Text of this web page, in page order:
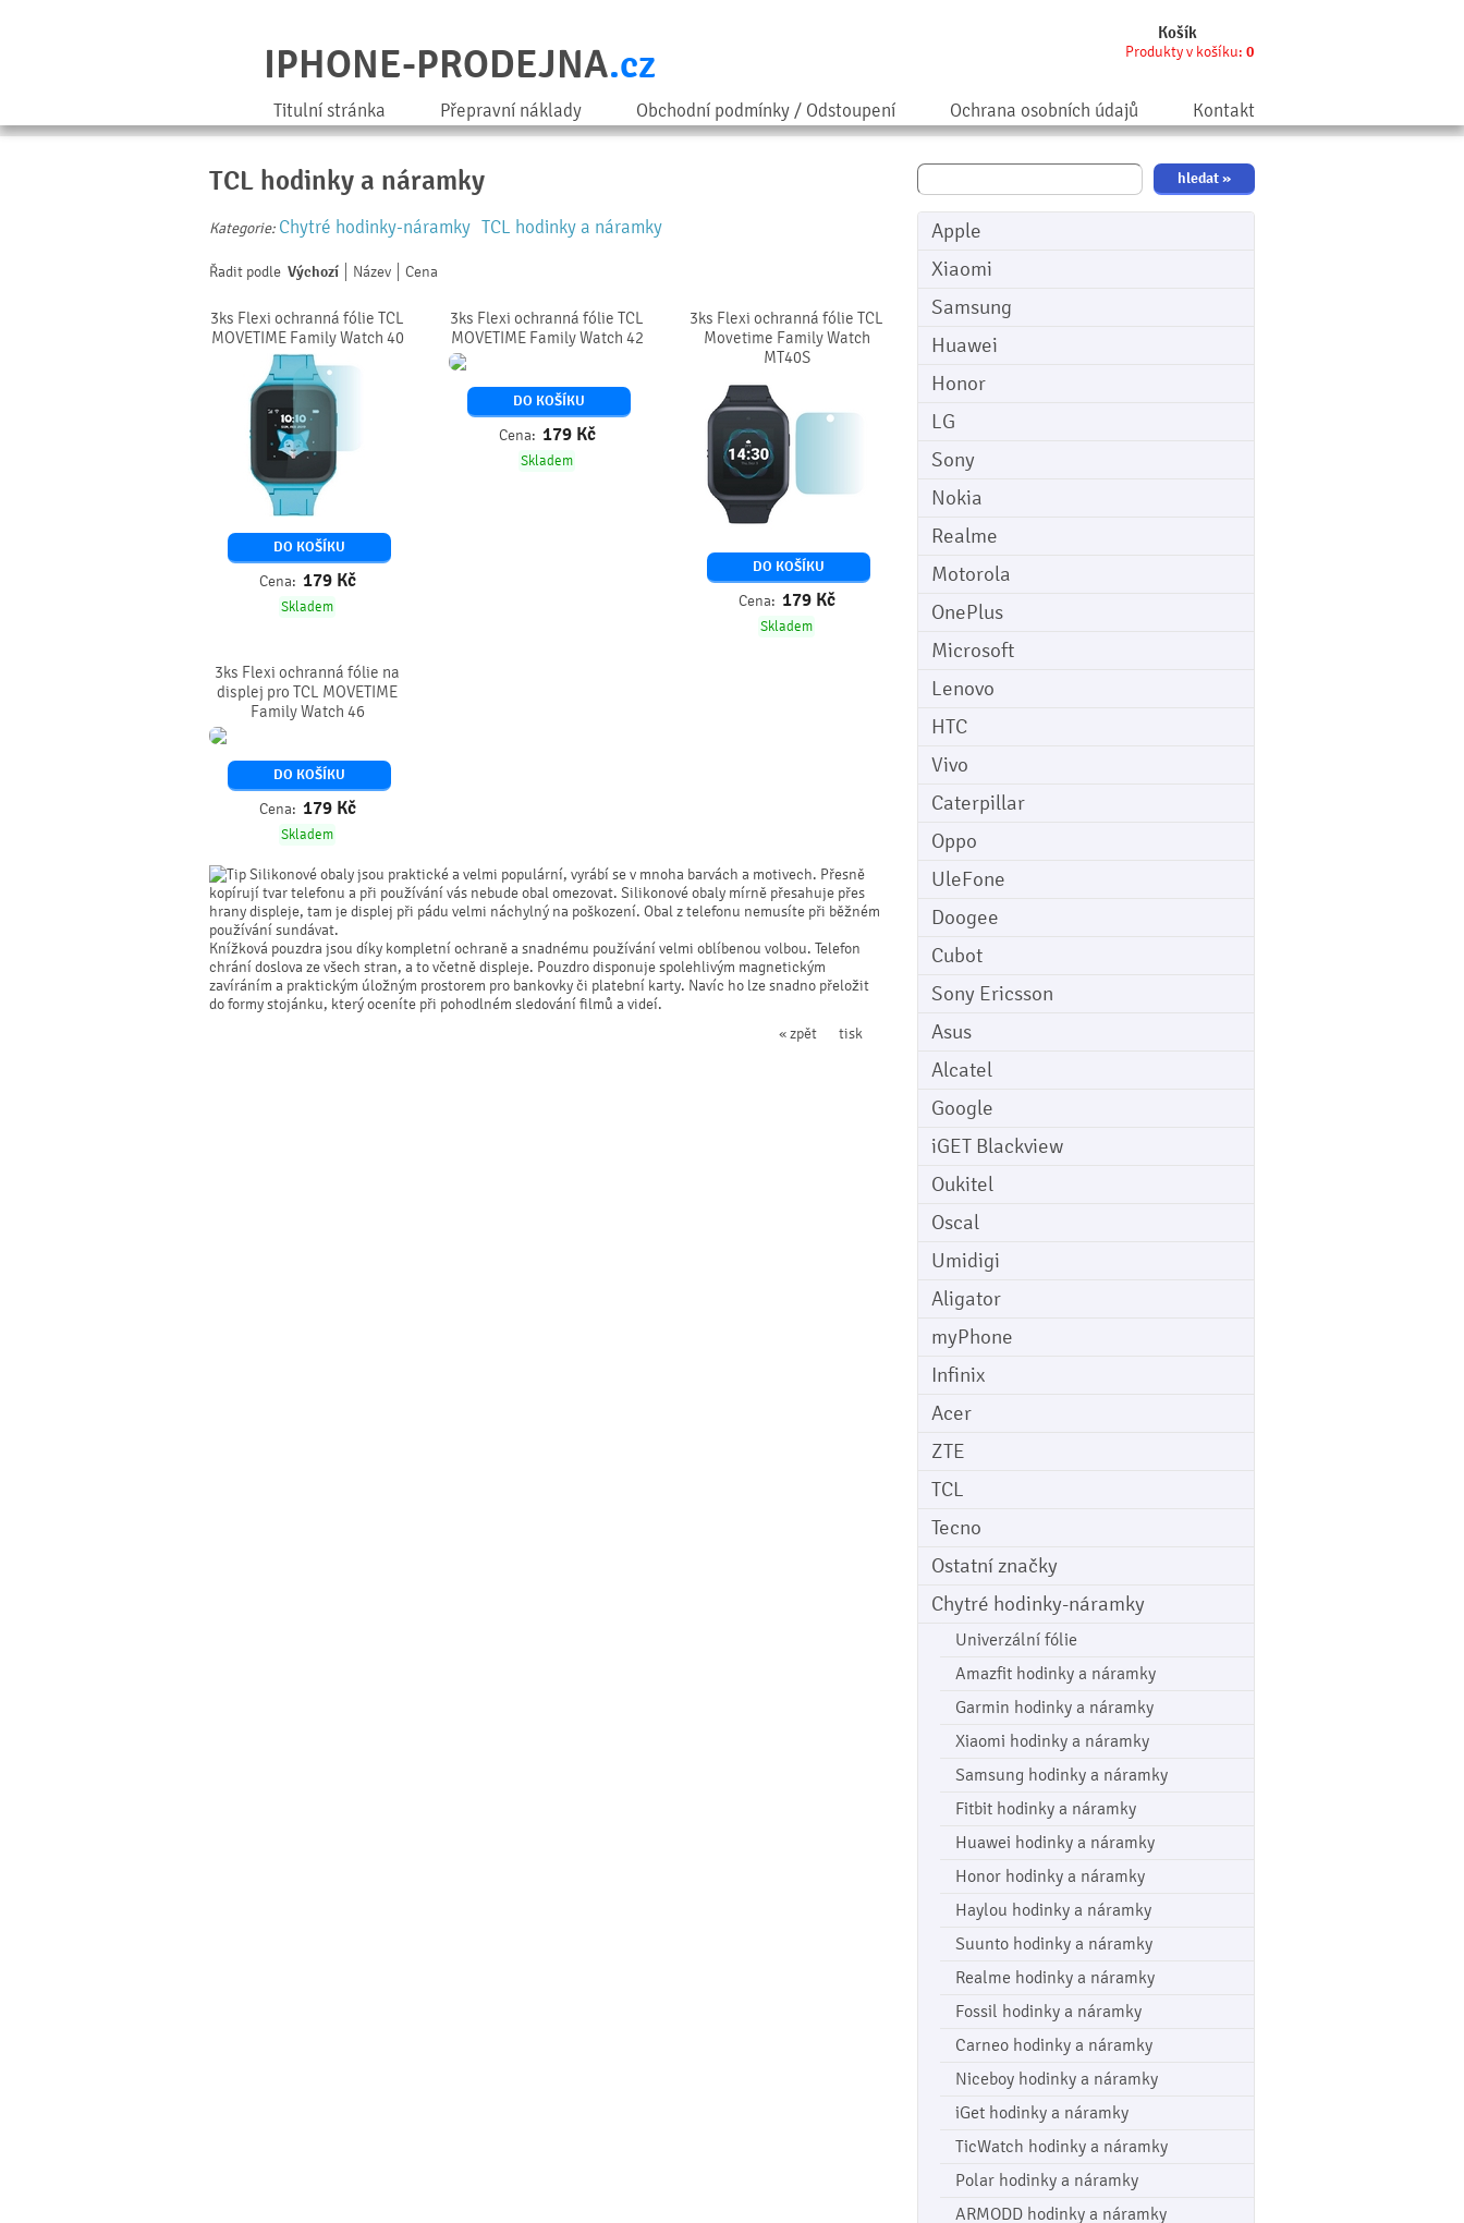
Košík
Produkty v košíku: 0
IPHONE-PRODEJNA.cz
Titulní stránka Přepravní náklady Obchodní podmínky / Odstoupení Ochrana osobních údajů Kontakt
Apple
Xiaomi
Samsung
Huawei
Honor
LG
Sony
Nokia
Realme
Motorola
OnePlus
Microsoft
Lenovo
HTC
Vivo
Caterpillar
Oppo
UleFone
Doogee
Cubot
Sony Ericsson
Asus
Alcatel
Google
iGET Blackview
Oukitel
Oscal
Umidigi
Aligator
myPhone
Infinix
Acer
ZTE
TCL
Tecno
Ostatní značky
Chytré hodinky-náramky
Univerzální fólie
Amazfit hodinky a náramky
Garmin hodinky a náramky
Xiaomi hodinky a náramky
Samsung hodinky a náramky
Fitbit hodinky a náramky
Huawei hodinky a náramky
Honor hodinky a náramky
Haylou hodinky a náramky
Suunto hodinky a náramky
Realme hodinky a náramky
Fossil hodinky a náramky
Carneo hodinky a náramky
Niceboy hodinky a náramky
iGet hodinky a náramky
TicWatch hodinky a náramky
Polar hodinky a náramky
ARMODD hodinky a náramky
TCL hodinky a náramky
Kategorie: Chytré hodinky-náramky TCL hodinky a náramky
Řadit podle Výchozí Název Cena
3ks Flexi ochranná fólie TCL
MOVETIME Family Watch 40
DO KOŠÍKU
Cena: 179 Kč
Skladem
3ks Flexi ochranná fólie TCL
MOVETIME Family Watch 42
DO KOŠÍKU
Cena: 179 Kč
Skladem
3ks Flexi ochranná fólie TCL
Movetime Family Watch
MT40S
DO KOŠÍKU
Cena: 179 Kč
Skladem
3ks Flexi ochranná fólie na
displej pro TCL MOVETIME
Family Watch 46
DO KOŠÍKU
Cena: 179 Kč
Skladem
Silikonové obaly jsou praktické a velmi populární, vyrábí se v mnoha barvách a motivech. Přesně
kopírují tvar telefonu a při používání vás nebude obal omezovat. Silikonové obaly mírně přesahuje přes
hrany displeje, tam je displej při pádu velmi náchylný na poškození. Obal z telefonu nemusíte při běžném
používání sundávat.
Knížková pouzdra jsou díky kompletní ochraně a snadnému používání velmi oblíbenou volbou. Telefon
chrání doslova ze všech stran, a to včetně displeje. Pouzdro disponuje spolehlivým magnetickým
zavíráním a praktickým úložným prostorem pro bankovky či platební karty. Navíc ho lze snadno přeložit
do formy stojánku, který oceníte při pohodlném sledování filmů a videí.
tisk
« zpět